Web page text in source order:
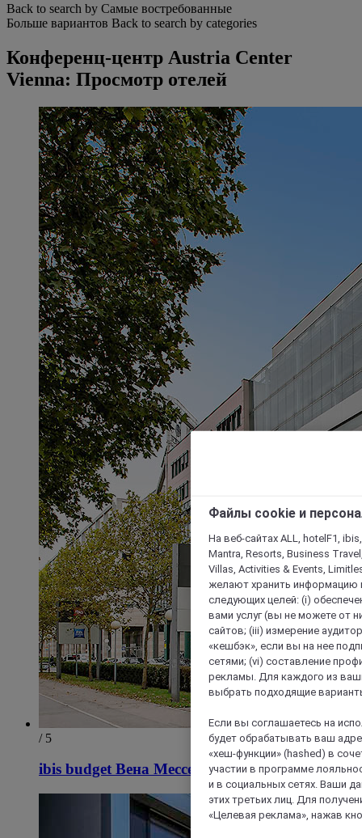
Back to search by Самые востребованные
Больше вариантов Back to search by categories
Конференц-центр Austria Center
Vienna: Просмотр отелей
/ 5
ibis budget Вена Мессе
Файлы cookie и
На веб-сайтах ALL, hotelF1,
Mantra, Resorts, Business
Villas, Activities & Events,
желают хранить информацию
следующих целей: (i)
вами услуг (вы не можете от
сайтов; (iii) измерение
«кешбэк», если вы на нее
сетями; (vi) составление
рекламы. Для каждого из
выбрать подходящие
Если вы соглашаетесь на
будет обрабатывать ваш
«хеш-функции» (hashed) в
участии в программе
и в социальных сетях. Ваши
этих третьих лиц. Для
«Целевая реклама», нажав